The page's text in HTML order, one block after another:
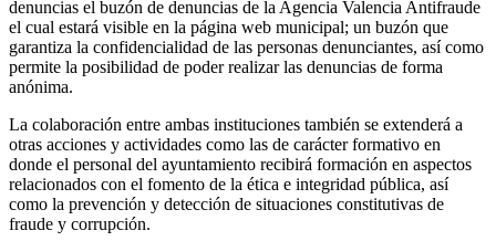
denuncias el buzón de denuncias de la Agencia Valencia Antifraude
el cual estará visible en la página web municipal; un buzón que
garantiza la confidencialidad de las personas denunciantes, así como
permite la posibilidad de poder realizar las denuncias de forma
anónima.
La colaboración entre ambas instituciones también se extenderá a
otras acciones y actividades como las de carácter formativo en
donde el personal del ayuntamiento recibirá formación en aspectos
relacionados con el fomento de la ética e integridad pública, así
como la prevención y detección de situaciones constitutivas de
fraude y corrupción.